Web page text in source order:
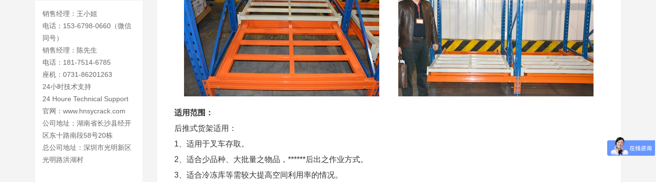
销售经理：王小姐
电话：153-6798-0660（微信
同号）
销售经理：陈先生
电话：181-7514-6785
座机：0731-86201263
24小时技术支持
24 Houre Technical Support
官网： www.hnsycrack.com
公司地址：湖南省长沙县经开
区东十路南段58号20栋
总公司地址：深圳市光明新区
光明路洪湖村
适用范围：
后推式货架适用：
1、适用于叉车存取。
2、适合少品种、大批量之物品，******后出之作业方式。
3、适合冷冻库等需较大提高空间利用率的情况。